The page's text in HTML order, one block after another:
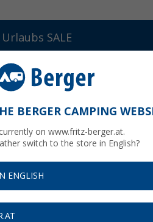
Urlaubs SALE
ProPlus Heringschutzkappen
BERGER CAMPING
on www.fritz-berger.at.
switch to the store in English?
ENGLISH